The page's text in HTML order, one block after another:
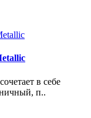
в себе
п..